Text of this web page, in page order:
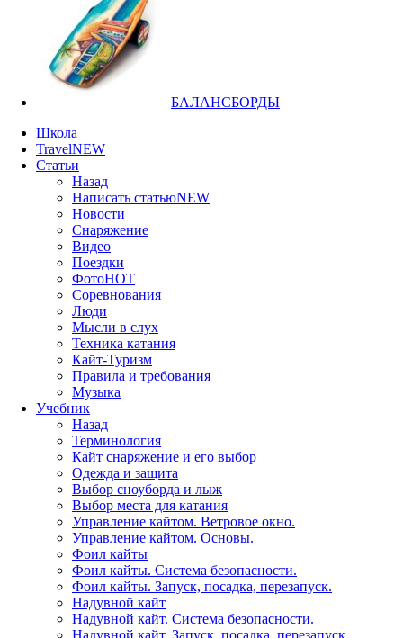
БАЛАНСБОРДЫ
Школа
TravelNEW
Статьи
Назад
Написать статьюNEW
Новости
Снаряжение
Видео
Поездки
ФотоHOT
Соревнования
Люди
Мысли в слух
Техника катания
Кайт-Туризм
Правила и требования
Музыка
Учебник
Назад
Терминология
Кайт снаряжение и его выбор
Одежда и защита
Выбор сноуборда и лыж
Выбор места для катания
Управление кайтом. Ветровое окно.
Управление кайтом. Основы.
Фоил кайты
Фоил кайты. Система безопасности.
Фоил кайты. Запуск, посадка, перезапуск.
Надувной кайт
Надувной кайт. Система безопасности.